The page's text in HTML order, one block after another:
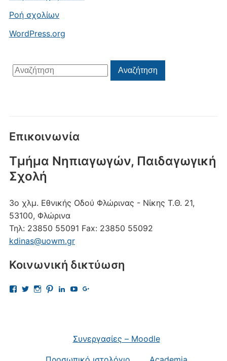
Ροή σχολίων
WordPress.org
Αναζήτηση
για:
Αναζήτηση
Επικοινωνία
Τμήμα Νηπιαγωγών, Παιδαγωγική
Σχολή
3ο χλμ. Εθνικής Οδού Φλώρινας - Νίκης Τ.Θ. 21,
53100, Φλώρινα
Τηλ: 23850 55091 Fax: 23850 55092
kdinas@uowm.gr
Κοινωνική δικτύωση
Προβολή
Προβολή
Προβολή
Προβολή
Προβολή
trk=nav_responsive_tab_profile
στο
Προβολή
Συνεργασίες – Moodle